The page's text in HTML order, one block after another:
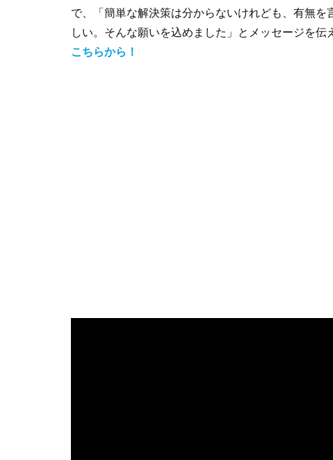
で、「簡単な解決策は分からないけれども、有無
しい。そんな願いを込めました」とメッセージを伝
こちらから！